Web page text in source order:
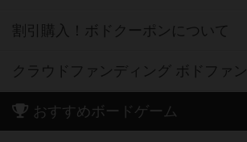
割引購入！ボドクーポンについて
クラウドファンディング ボドファン
おすすめボードゲーム